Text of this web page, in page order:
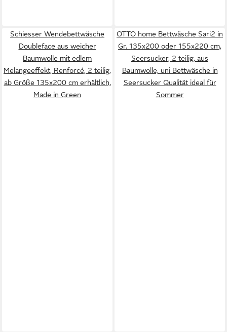
Schiesser Wendebettwäsche
Doubleface aus weicher
Baumwolle mit edlem
Melangeeffekt, Renforcé, 2 teilig,
ab Größe 135x200 cm erhältlich,
Made in Green
OTTO home Bettwäsche Sari2 in
Gr. 135x200 oder 155x220 cm,
Seersucker, 2 teilig, aus
Baumwolle, uni Bettwäsche in
Seersucker Qualität ideal für
Sommer